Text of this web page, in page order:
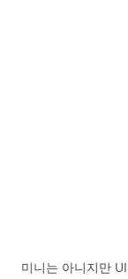
미니는 아니지만